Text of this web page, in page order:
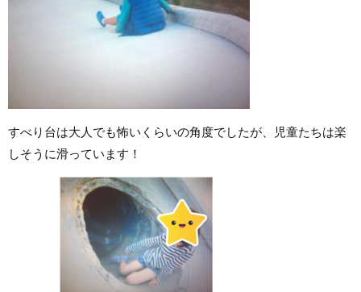
すべり台は大人でも怖いくらいの角度でしたが、児童たちは楽
しそうに滑っています！